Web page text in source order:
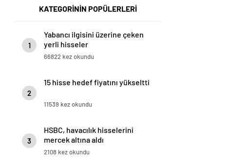
KATEGORİNİN POPÜLERLERİ
1
Yabancı ilgisini üzerine çeken
yerli hisseler
66822 kez okundu
2
15 hisse hedef fiyatını yükseltti
11539 kez okundu
3
HSBC, havacılık hisselerini
mercek altına aldı
2108 kez okundu